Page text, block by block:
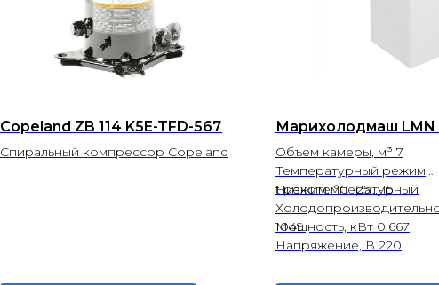
Copeland ZB 114 K5E-TFD-567
Спиральный компрессор Copeland
Марихолодмаш LMN
Объем камеры, м³ 7
Температурный режим
Низкотемпературный
t режим, °С -25...-15
1049
Мощность, кВт 0.667
Напряжение, В 220